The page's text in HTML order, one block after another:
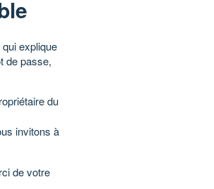
explique
de passe,
du
invitons à
de votre